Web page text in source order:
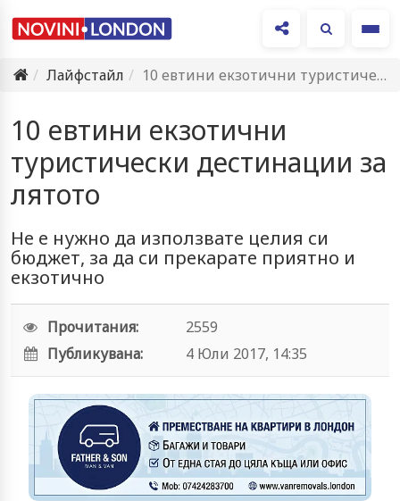
Лайфстайл
10 евтини екзотични туристически дестинации за лятото
10 евтини екзотични
туристически дестинации за
лятото
Не е нужно да използвате целия си
бюджет, за да си прекарате приятно и
екзотично
Прочитания:
2559
Публикувана:
4 Юли 2017, 14:35